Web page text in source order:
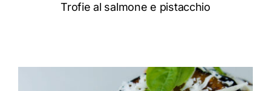
Trofie al salmone e pistacchio